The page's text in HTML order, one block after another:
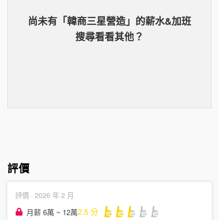
尚未有「韓商三星營造」的薪水&加班
搜尋看看其他？
評價
評價 · 2026 年 2 月
月薪 6萬 ~ 12萬2.5分